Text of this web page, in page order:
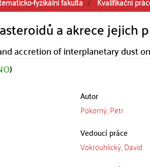
a akrece jejich
accretion of interplanetary dust
)
Autor
Pokorný, Petr
Vedoucí práce
Vokrouhlický, David